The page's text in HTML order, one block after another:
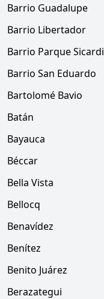
Barrio Guadalupe
Barrio Libertador
Barrio Parque Sicardi
Barrio San Eduardo
Bartolomé Bavio
Batán
Bayauca
Béccar
Bella Vista
Bellocq
Benavídez
Benítez
Benito Juárez
Berazategui